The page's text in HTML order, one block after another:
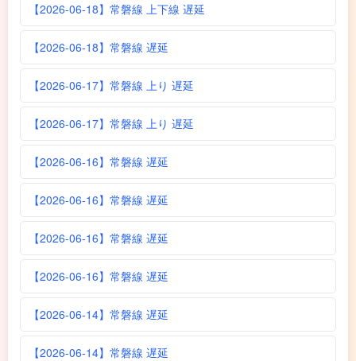
【2026-06-18】常磐線 上下線 遅延
【2026-06-18】常磐線 遅延
【2026-06-17】常磐線 上り 遅延
【2026-06-17】常磐線 上り 遅延
【2026-06-16】常磐線 遅延
【2026-06-16】常磐線 遅延
【2026-06-16】常磐線 遅延
【2026-06-16】常磐線 遅延
【2026-06-14】常磐線 遅延
【2026-06-14】常磐線 遅延